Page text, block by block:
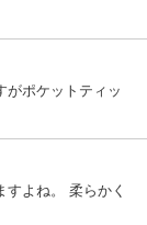
がポケットティッ
よね。 柔らかく